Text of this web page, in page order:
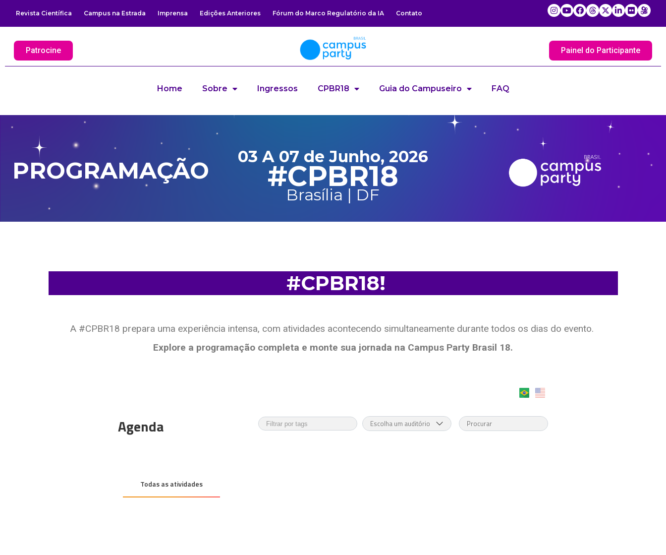
Revista Científica Campus na Estrada Imprensa Edições Anteriores Fórum do Marco Regulatório da IA Contato
Patrocine Painel do Participante
Home Sobre Ingressos CPBR18 Guia do Campuseiro FAQ
PROGRAMAÇÃO 03 A 07 de Junho, 2026
#CPBR18
Brasília | DF
o #CPBR18!
A #CPBR18 prepara uma experiência intensa, com atividades acontecendo simultaneamente durante todos os dias do evento.
Explore a programação completa e monte sua jornada na Campus Party Brasil 18.